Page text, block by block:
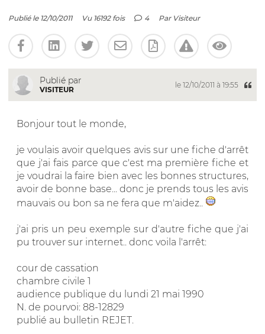
Publié le 12/10/2011 Vu 16192 fois 4 Par Visiteur
Publié par
VISITEUR
le 12/10/2011 à 19:55
Bonjour tout le monde,
je voulais avoir quelques avis sur une fiche d'arrêt
que j'ai fais parce que c'est ma première fiche et
je voudrai la faire bien avec les bonnes structures,
avoir de bonne base... donc je prends tous les avis
mauvais ou bon sa ne fera que m'aidez..
j'ai pris un peu exemple sur d'autre fiche que j'ai
pu trouver sur internet.. donc voila l'arrêt:
cour de cassation
chambre civile 1
audience publique du lundi 21 mai 1990
N. de pourvoi: 88-12829
publié au bulletin REJET.